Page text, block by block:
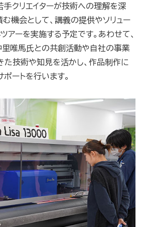
手クリエイターが技術への理解を深
機会として、講義の提供やソリュー
アーを実施する予定です。あわせて、
里唯馬氏との共創活動や自社の事業
た技術や知見を活かし、作品制作に
ートを行います。